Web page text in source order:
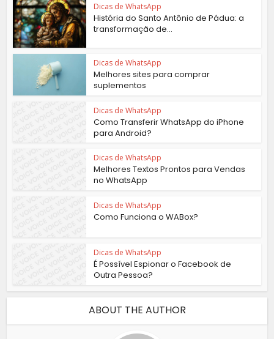
Dicas de WhatsApp
História do Santo Antônio de Pádua: a
transformação de...
Dicas de WhatsApp
Melhores sites para comprar
suplementos
Dicas de WhatsApp
Como Transferir WhatsApp do iPhone
para Android?
Dicas de WhatsApp
Melhores Textos Prontos para Vendas
no WhatsApp
Dicas de WhatsApp
Como Funciona o WABox?
Dicas de WhatsApp
É Possível Espionar o Facebook de
Outra Pessoa?
ABOUT THE AUTHOR